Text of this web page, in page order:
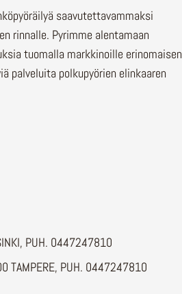
saavutettavammaksi
rinnalle. Pyrimme alentamaan
tuomalla markkinoille erinomaisen
palveluita polkupyörien elinkaaren
PUH. 0447247810
TAMPERE, PUH. 0447247810